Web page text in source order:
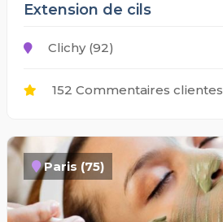
Extension de cils
Clichy (92)
152 Commentaires clientes
Paris (75)